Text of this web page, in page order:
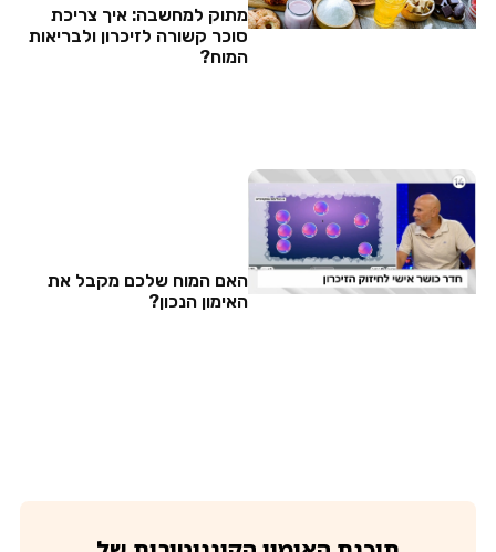
מתוק למחשבה: איך צריכת
סוכר קשורה לזיכרון ולבריאות
המוח?
האם המוח שלכם מקבל את
האימון הנכון?